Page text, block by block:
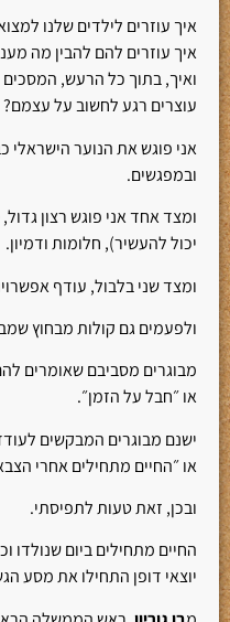
איך עוזרים לילדים שלנו למצוא
איך עוזרים להם להבין מה
ואיך, בתוך כל הרעש, המסכים
עוצרים רגע לחשוב על עצמם?
אני פוגש את הנוער
ובמפגשים.
ומצד אחד אני פוגש רצון
יכול להעשיר), חלומות ודמיון.
ומצד שני בלבול, עודף
ולפעמים גם קולות מבחוץ
מבוגרים מסביבם שאומרים
או ״חבל על הזמן״.
ישנם מבוגרים המבקשים
או ״החיים מתחילים אחרי
ובכן, זאת טעות לתפיסתי.
החיים מתחילים ביום שנולדו
יוצאי דופן התחילו את מסע